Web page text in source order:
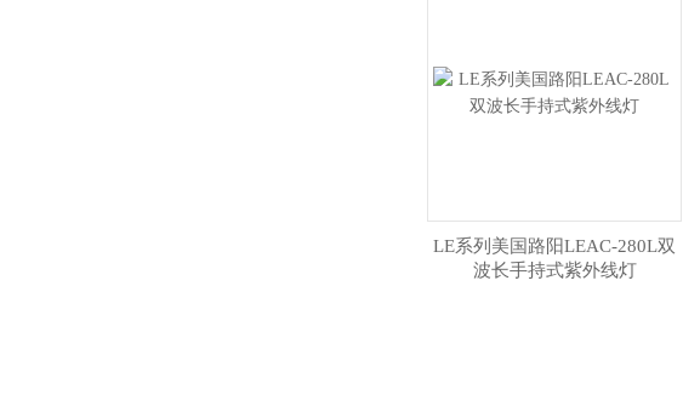
LE系列美国路阳LEAC-280L双
波长手持式紫外线灯